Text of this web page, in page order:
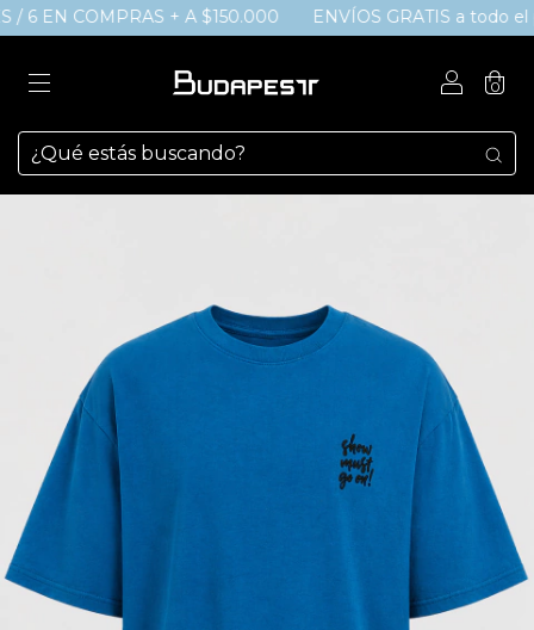
EN COMPRAS + A $150.000 ENVÍOS GRATIS a todo el
0